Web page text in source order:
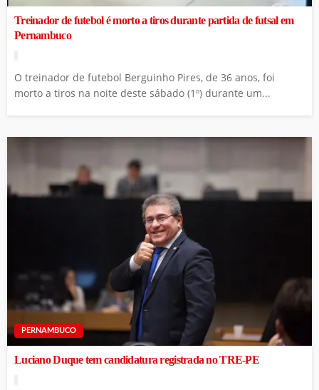
Treinador de futebol é morto a tiros durante partida de futsal em
Pernambuco
O treinador de futebol Berguinho Pires, de 36 anos, foi
morto a tiros na noite deste sábado (1º) durante um...
PERNAMBUCO
Luciano Duque tem candidatura registrada no TRE-PE